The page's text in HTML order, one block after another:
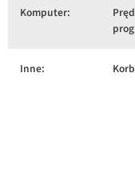
Komputer:
Inne: